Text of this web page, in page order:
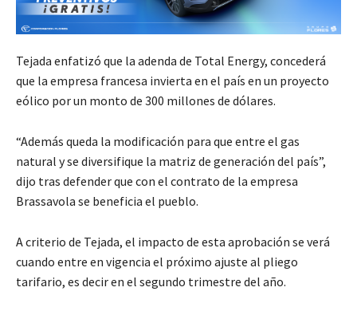
Tejada enfatizó que la adenda de Total Energy, concederá
que la empresa francesa invierta en el país en un proyecto
eólico por un monto de 300 millones de dólares.
“Además queda la modificación para que entre el gas
natural y se diversifique la matriz de generación del país”,
dijo tras defender que con el contrato de la empresa
Brassavola se beneficia el pueblo.
A criterio de Tejada, el impacto de esta aprobación se verá
cuando entre en vigencia el próximo ajuste al pliego
tarifario, es decir en el segundo trimestre del año.